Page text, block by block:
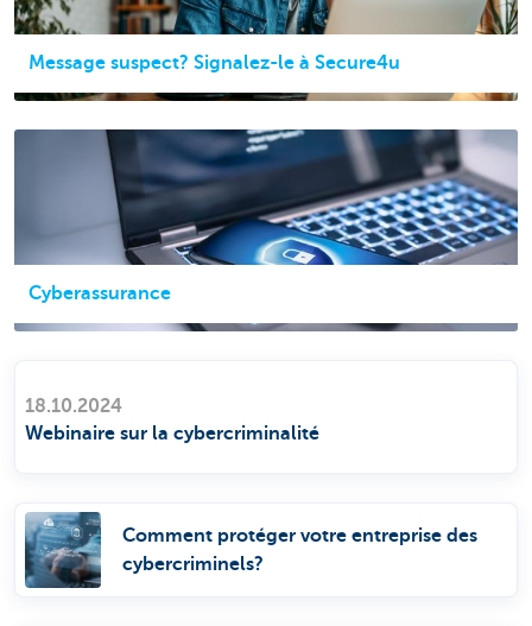
Message suspect? Signalez-le à Secure4u
Cyberassurance
18.10.2024
Webinaire sur la cybercriminalité
Comment protéger votre entreprise des
cybercriminels?